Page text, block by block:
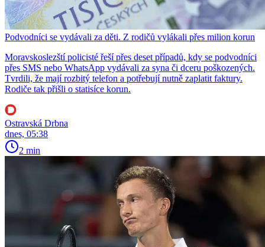
Podvodníci se vydávali za děti. Z rodičů vylákali přes milion korun
Moravskoslezští policisté řeší přes deset případů, kdy se podvodníci
přes SMS nebo WhatsApp vydávali za syna či dceru poškozených.
Tvrdili, že mají rozbitý telefon a potřebují nutně zaplatit faktury.
Rodiče tak přišli o statisíce korun.
Ostravská Drbna
dnes, 05:38
2 min